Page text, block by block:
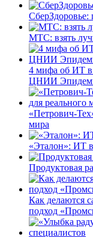
СберЗдоровье:
МТС: взять
4 мифа об ИТ
ЦНИИ
«Петрович-
мира
«Эталон»: ИТ
Продуктовая
Как делаются
подход